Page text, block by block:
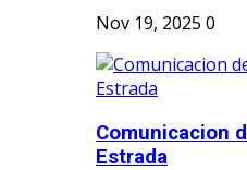
Nov 19, 2025 0
Comunicacion
Estrada